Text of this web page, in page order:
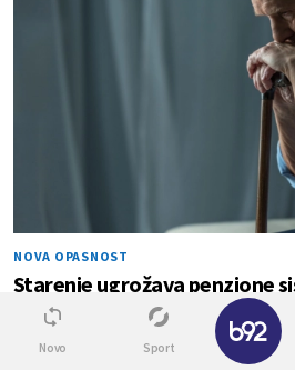
NOVA OPASNOST
Starenje ugrožava penzione
0
Novo Sport
✕